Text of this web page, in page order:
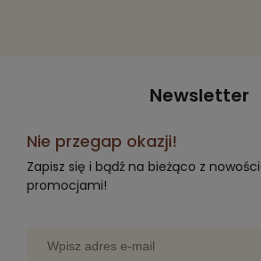
Newsletter
Nie przegap okazji!
Zapisz się i bądź na bieżąco z
promocjami!